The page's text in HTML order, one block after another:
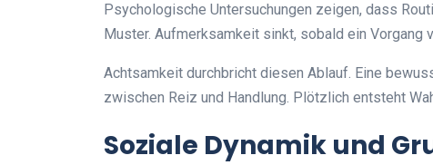
Psychologische Untersuchungen zeigen, dass
Muster. Aufmerksamkeit sinkt, sobald ein Vorgang
Achtsamkeit durchbricht diesen Ablauf. Eine
zwischen Reiz und Handlung. Plötzlich entsteht
Soziale Dynamik und